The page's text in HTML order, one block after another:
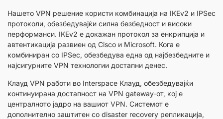
Нашето VPN решение користи комбинација на IKEv2 и IPSec
протоколи, обезбедувајќи силна безбедност и високи
перформанси. IKEv2 е докажан протокол за енкрипција и
автентикација развиен од Cisco и Microsoft. Кога е
комбиниран со IPSec, обезбедува една од најбезбедните и
најсигурните VPN технологии достапни денес.
Клауд VPN работи во Interspace Клауд, обезбедувајќи
континуирана достапност на VPN gateway-от, кој е
централното јадро на вашиот VPN. Системот е
дополнително заштитен со disaster recovery репликација,